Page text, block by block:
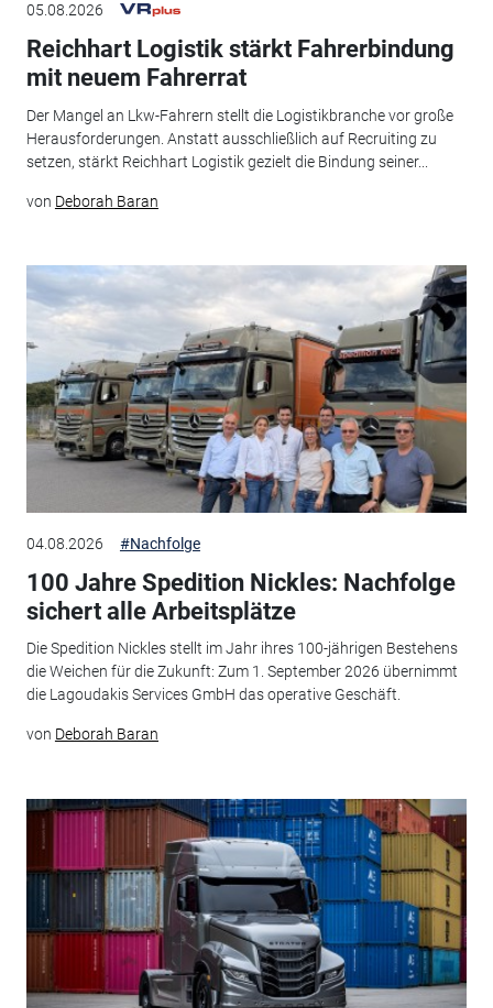
05.08.2026
Reichhart Logistik stärkt Fahrerbindung
mit neuem Fahrerrat
Der Mangel an Lkw-Fahrern stellt die Logistikbranche vor große
Herausforderungen. Anstatt ausschließlich auf Recruiting zu
setzen, stärkt Reichhart Logistik gezielt die Bindung seiner...
von Deborah Baran
04.08.2026 #Nachfolge
100 Jahre Spedition Nickles: Nachfolge
sichert alle Arbeitsplätze
Die Spedition Nickles stellt im Jahr ihres 100-jährigen Bestehens
die Weichen für die Zukunft: Zum 1. September 2026 übernimmt
die Lagoudakis Services GmbH das operative Geschäft.
von Deborah Baran